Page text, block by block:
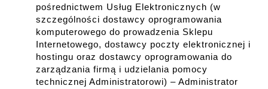
pośrednictwem Usług Elektronicznych (w
szczególności dostawcy oprogramowania
komputerowego do prowadzenia Sklepu
Internetowego, dostawcy poczty elektronicznej i
hostingu oraz dostawcy oprogramowania do
zarządzania firmą i udzielania pomocy
technicznej Administratorowi) – Administrator